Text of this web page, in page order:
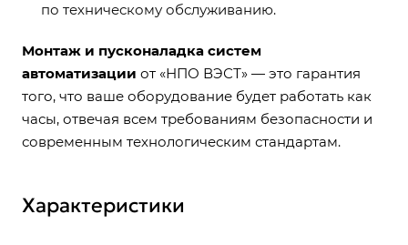
по техническому обслуживанию.
Монтаж и пусконаладка систем
автоматизации от «НПО ВЭСТ» — это гарантия
того, что ваше оборудование будет работать как
часы, отвечая всем требованиям безопасности и
современным технологическим стандартам.
Характеристики